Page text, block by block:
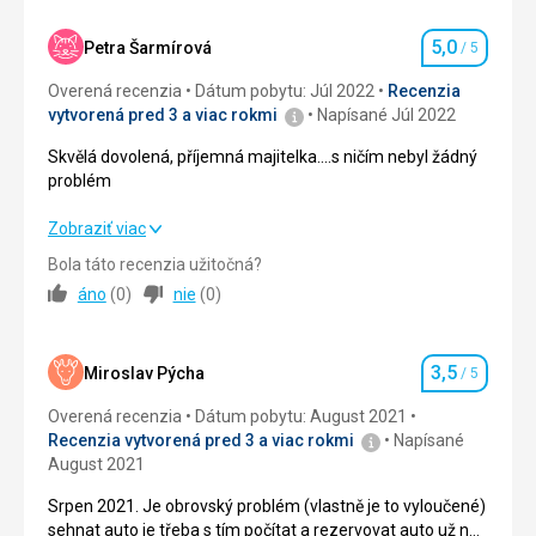
Ubytovanie
Prostorné,čisté,skvělé
Služby
Nemohu vytknout vůbec nic
Táto recenzia bola preložená automaticky pomocou
Google Translate
Petra Šarmírová Hodnotenie
5,0 / 5
Overená recenzia Dátum pobytu: Júl 2022
Recenzia
vytvorená pred 3 a viac rokmi
Napísané Júl 2022
Skvělá dovolená, příjemná majitelka....s ničím nebyl žádný
problém
Skvělá dovolená, příjemná majitelka....s ničím nebyl žádný
problém
Strava
Okolie 5,0/ 5
Služby 5,0
Zobraziť viac
Bola táto recenzia užitočná?
áno (0) nie (0)
Miroslav Pýcha Hodnotenie
3,5 / 5
Overená recenzia
Dátum pobytu: August 2021
Recenzia vytvorená pred 3 a viac rokmi
Napísané
August 2021
Srpen 2021. Je obrovský problém (vlastně je to vyloučené)
sehnat auto je třeba s tím počítat a rezervovat auto už na